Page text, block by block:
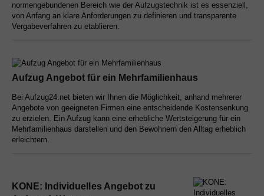
normengebundenen Bereich wie der Aufzugstechnik ist es essenziell,
von Anfang an klare Anforderungen zu definieren und transparente
Vergabeverfahren zu etablieren.
Aufzug Angebot für ein Mehrfamilienhaus
Bei Aufzug24.net bieten wir Ihnen die Möglichkeit, anhand mehrerer
Angebote von geeigneten Firmen eine entscheidende Kostensenkung
zu erzielen. Ein Aufzug kann eine erhebliche Wertsteigerung für ein
Mehrfamilienhaus darstellen und den Bewohnern den Alltag erheblich
erleichtern.
KONE: Individuelles Angebot zu